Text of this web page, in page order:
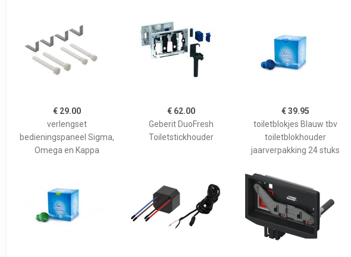
€ 29.00
verlengset
bedieningspaneel Sigma,
Omega en Kappa
€ 62.00
Geberit DuoFresh
Toiletstickhouder
€ 39.95
toiletblokjes Blauw tbv
toiletblokhouder
jaarverpakking 24 stuks